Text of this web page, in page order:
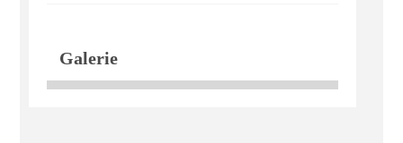
Galerie